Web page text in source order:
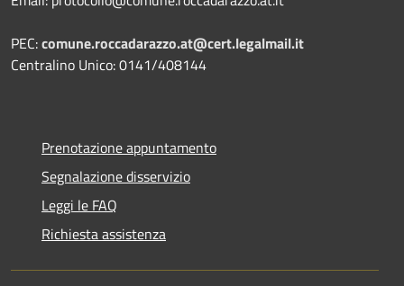
PEC:comune.roccadarazzo.at@cert.legalmail.it
Centralino Unico: 0141/408144
Prenotazione appuntamento
Segnalazione disservizio
Leggi le FAQ
Richiesta assistenza